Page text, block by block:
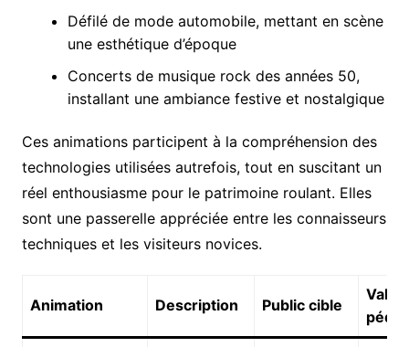
Défilé de mode automobile, mettant en scène
une esthétique d’époque
Concerts de musique rock des années 50,
installant une ambiance festive et nostalgique
Ces animations participent à la compréhension des
technologies utilisées autrefois, tout en suscitant un
réel enthousiasme pour le patrimoine roulant. Elles
sont une passerelle appréciée entre les connaisseurs
techniques et les visiteurs novices.
Animation Description Public cible